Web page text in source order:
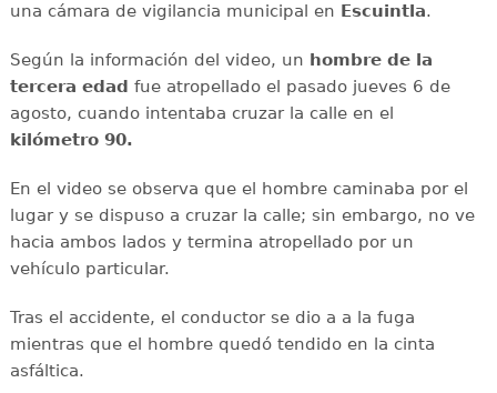
una cámara de vigilancia municipal en Escuintla.
Según la información del video, un hombre de la
tercera edad fue atropellado el pasado jueves 6 de
agosto, cuando intentaba cruzar la calle en el
kilómetro 90.
En el video se observa que el hombre caminaba por el
lugar y se dispuso a cruzar la calle; sin embargo, no ve
hacia ambos lados y termina atropellado por un
vehículo particular.
Tras el accidente, el conductor se dio a a la fuga
mientras que el hombre quedó tendido en la cinta
asfáltica.